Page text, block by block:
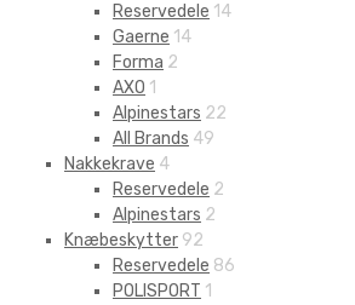
Reservedele 14
Gaerne 14
Forma 2
AXO 1
Alpinestars 22
All Brands 49
Nakkekrave 4
Reservedele 2
Alpinestars 2
Knæbeskytter 92
Reservedele 86
POLISPORT 1